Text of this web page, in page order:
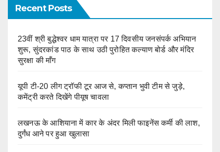
Recent Posts
23वीं श्री बुद्धेश्वर धाम यात्रा पर 17 दिवसीय जनसंपर्क अभियान
शुरू, सुंदरकांड पाठ के साथ उठी पुरोहित कल्याण बोर्ड और मंदिर
सुरक्षा की माँग
यूपी टी-20 लीग ट्रॉफी टूर आज से, कप्तान भुवी टीम से जुड़े,
कमेंट्री करते दिखेंगे पीयूष चावला
लखनऊ के आशियाना में कार के अंदर मिली फाइनेंस कर्मी की लाश,
दुर्गंध आने पर हुआ खुलासा